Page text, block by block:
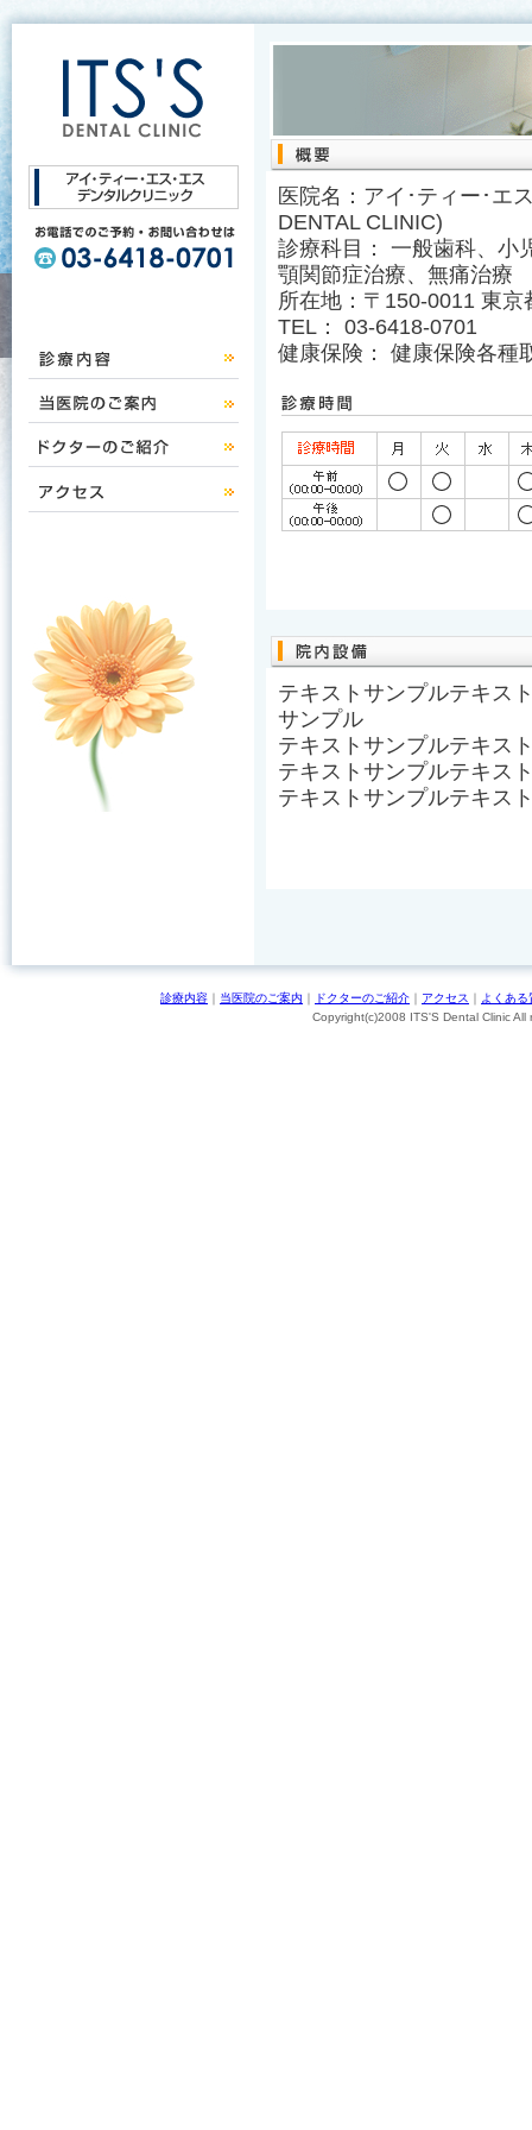
医院名：アイ･ティー･エ
DENTAL CLINIC)
診療科目： 一般歯科、小
顎関節症治療、無痛治療
所在地：〒150-0011 東
TEL： 03-6418-0701
健康保険： 健康保険各種
テキストサンプルテキス
サンプル
テキストサンプルテキス
テキストサンプルテキス
テキストサンプルテキス
診療内容 ｜ 当医院のご案内 ｜ ドクターのご紹介 ｜ アクセス ｜ よくある
Copyright(c)2008 ITS'S Dental Clinic All